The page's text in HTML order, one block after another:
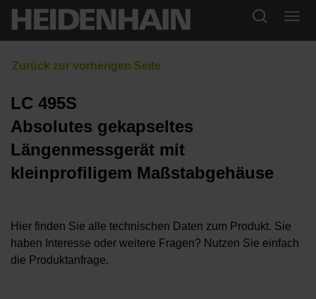
LC 495S
Absolutes gekapseltes
Längenmessgerät mit
kleinprofiligem Maßstabgehäuse
Hier finden Sie alle technischen Daten zum Produkt. Sie
haben Interesse oder weitere Fragen? Nutzen Sie einfach
die Produktanfrage.